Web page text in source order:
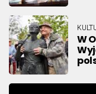
W